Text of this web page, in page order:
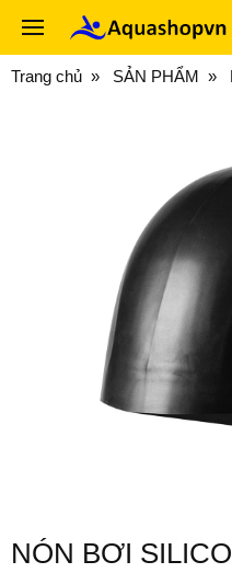
Trang chủ SẢN PHẨM
NÓN BƠI